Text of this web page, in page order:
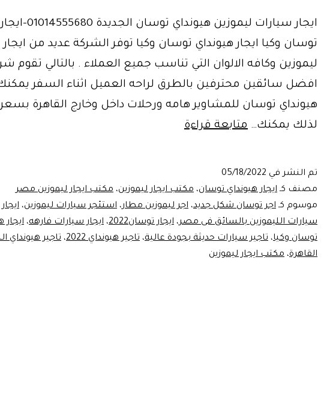
ايجار سيارات ليموزين
توسان وكيا ايجار هيونداي توسان وكيا توفر الشركة عديد من
ليموزين وكافه الالوان التي تناسب جميع العملاء . بالتالي تقوم
افضل سائقين محترفين بالطرق لراحه العميل اثناء السفر
هيونداي توسان للمشاوير هامه ورحلات داخل وخارج القاهرة
لذلك يمكنك… متابعة قراءة
توسان
ايجار
كيا
تم النشر في 05/18/2022
مصنف كـ ايجار هيونداي توسان، مكتب ايجار ليموزين، مكتب ايجار ليموزين مصر
موسوم كـ اجر توسان شكل جديد، اجر ليموزين مطار، استئجر سيارات ليموزين،
سيارات الليموزين بالسائق فى مصر، ايجار توسان2022 ، ايجار سيارات فارهه، ايجار
توسان وكيا، تاجير سيارات حديثة بجودة عالية، تاجير هيونداي 2022 ، تاجير هيونداي
القاهرة، مكتب ايجار ليموزين